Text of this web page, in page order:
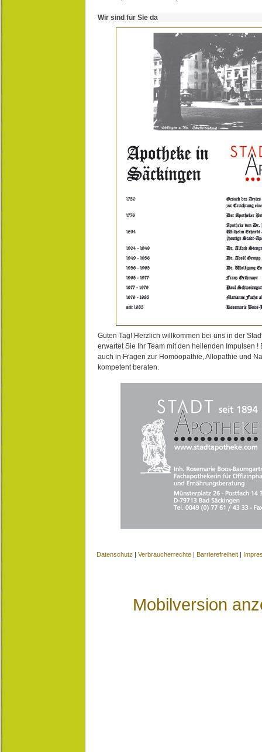
Wir sind für Sie da
Guten Tag! Herzlich willkommen bei uns in der
erwartet Sie Ihr Team mit den heilenden Impulsen !
auch in Fragen zur Homöopathie, Allopathie und
kompetent beraten.
Datenschutz | Verbraucherrechte | Barrierefreiheit |
Mobilversion